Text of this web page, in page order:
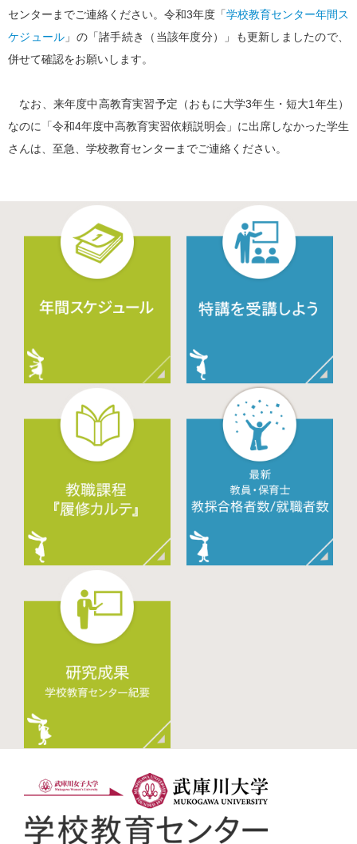
センターまでご連絡ください。令和3年度「学校教育センター年間ス
ケジュール 」の「諸手続き（当該年度分）」も更新しましたので、
併せて確認をお願いします。
なお、来年度中高教育実習予定（おもに大学3年生・短大1年生）
なのに「令和4年度中高教育実習依頼説明会」に出席しなかった学生
さんは、至急、学校教育センターまでご連絡ください。